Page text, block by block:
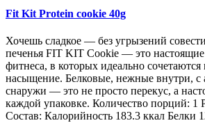
Fit Kit Protein cookie 40g
Хочешь сладкое — без угрызений
печенья FIT KIT Cookie — это
фитнеса, в которых идеально сочетаются
насыщение. Белковые, нежные внутри, с
снаружи — это не просто перекус, а
каждой упаковке. Количество порций: 1
Состав: Калорийность 183.3 ккал Белки